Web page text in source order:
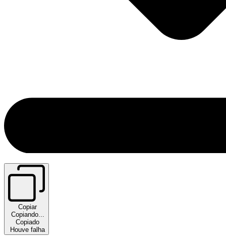
Copiar
Copiando...
Copiado
Houve falha